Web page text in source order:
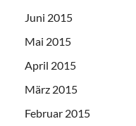
Juni 2015
Mai 2015
April 2015
März 2015
Februar 2015